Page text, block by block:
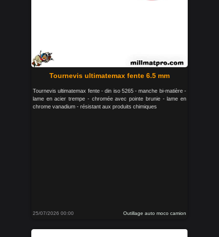
Tournevis ultimatemax fente 6.5 mm
Tournevis ultimatemax fente - din iso 5265 - manche bi-matière -
lame en acier trempe - chromée avec pointe brunie - lame en
chrome vanadium - résistant aux produits chimiques
25/07/2026 00:00 Outillage auto moco camion